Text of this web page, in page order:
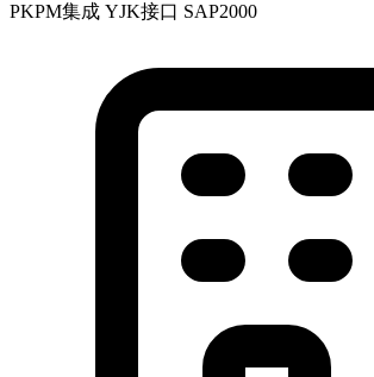
PKPM集成 YJK接口 SAP2000